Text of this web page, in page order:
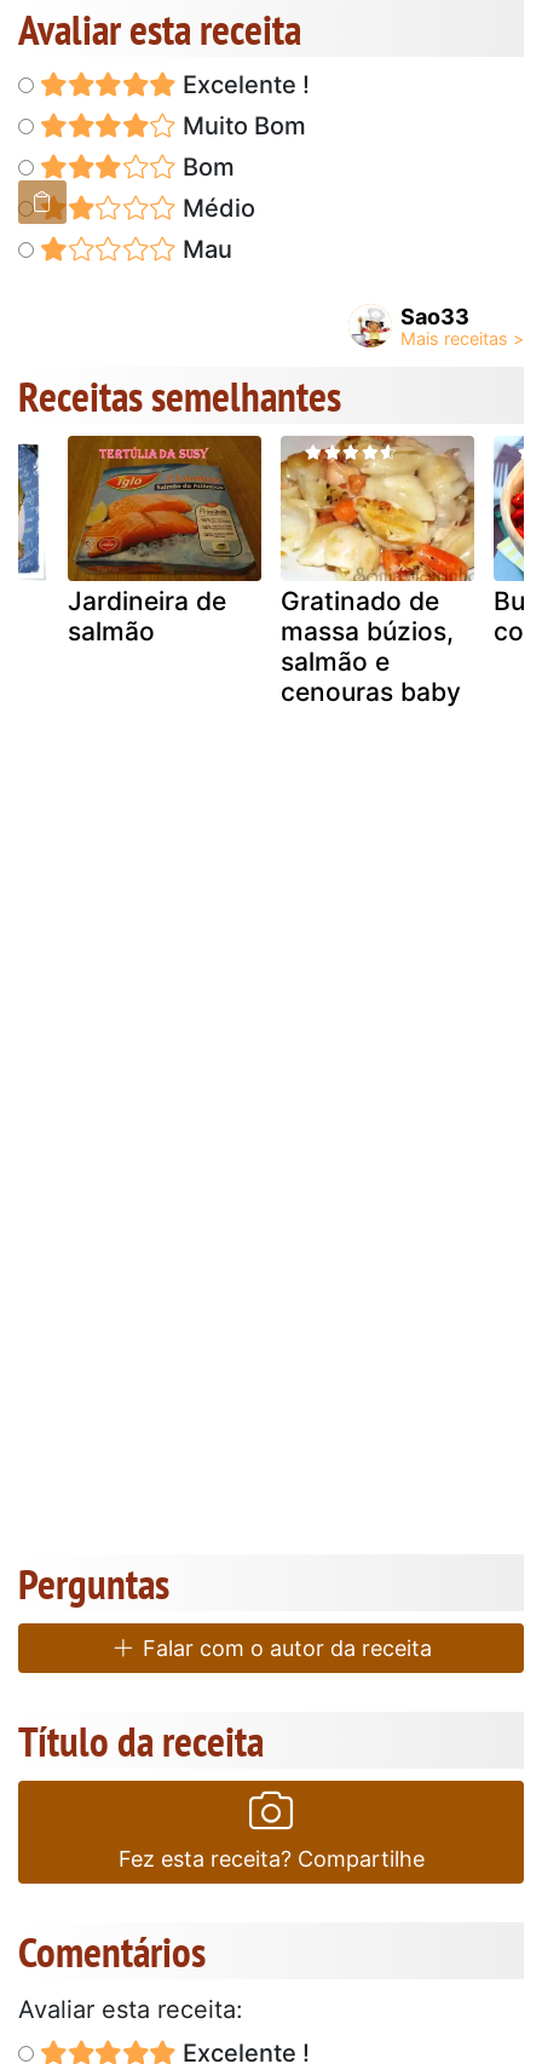
Avaliar esta receita
Excelente !
Muito Bom
Bom
Médio
Mau
Sao33
Receitas semelhantes
Jardineira de
salmão
Gratinado de
massa búzios,
salmão e
cenouras baby
Perguntas
Falar com o autor da receita
Título da receita
Fez esta receita? Compartilhe
Comentários
Avaliar esta receita:
Excelente !